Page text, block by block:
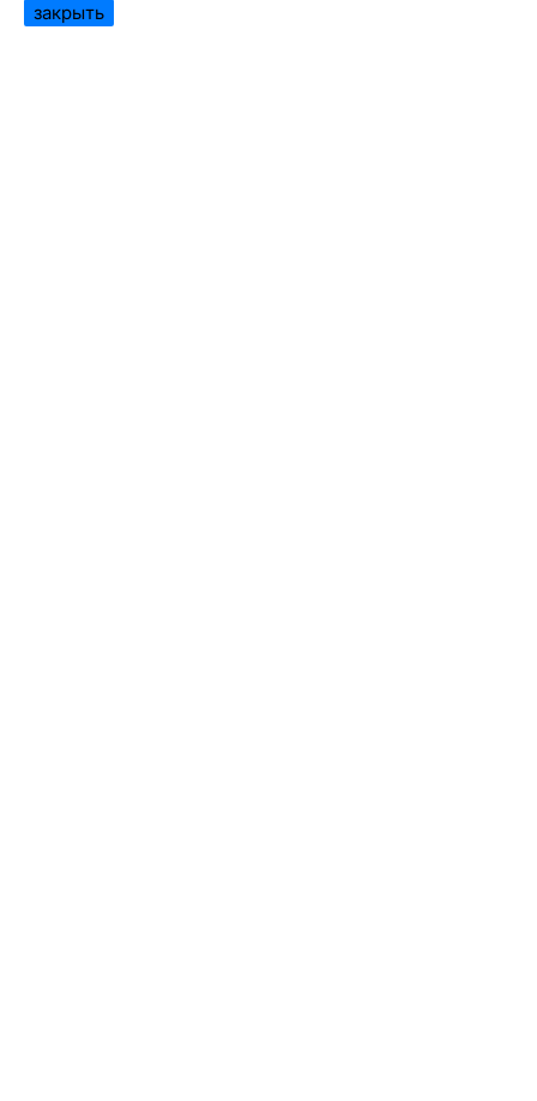
закрыть